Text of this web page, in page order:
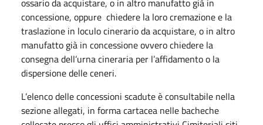
concessione, oppure chiedere la loro cremazione e la
traslazione in loculo cinerario da acquistare, o in altro
manufatto già in concessione ovvero chiedere la
consegna dell’urna cineraria per l’affidamento o la
dispersione delle ceneri.
L’elenco delle concessioni scadute è consultabile nella
sezione allegati, in forma cartacea nelle bacheche